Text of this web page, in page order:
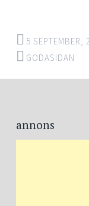
5 SEPTEMBER,
GODASIDAN
Post
annons